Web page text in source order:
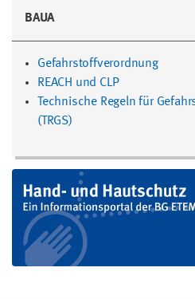
BAUA
Gefahrstoffverordnung
REACH und CLP
Technische Regeln für
(TRGS)